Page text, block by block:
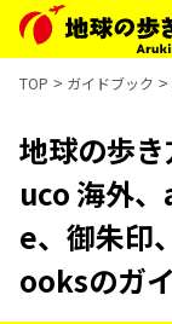
TOP ガイドブック
地球の歩
uco 海外
e、御朱印
ooksのガ